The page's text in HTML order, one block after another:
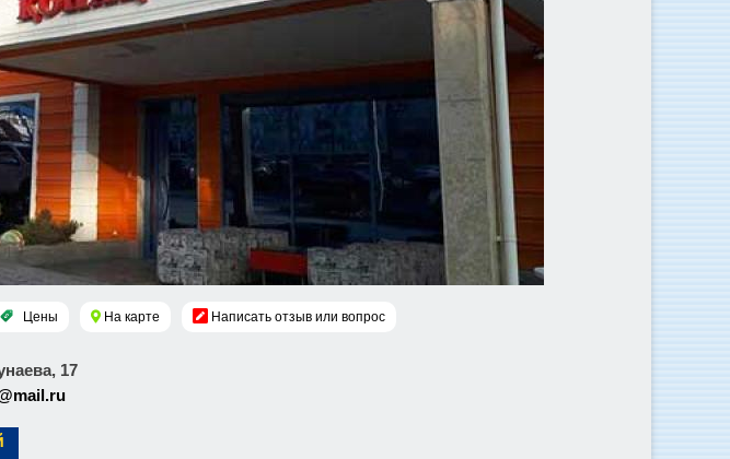
Цены На карте Написать отзыв или вопрос
17